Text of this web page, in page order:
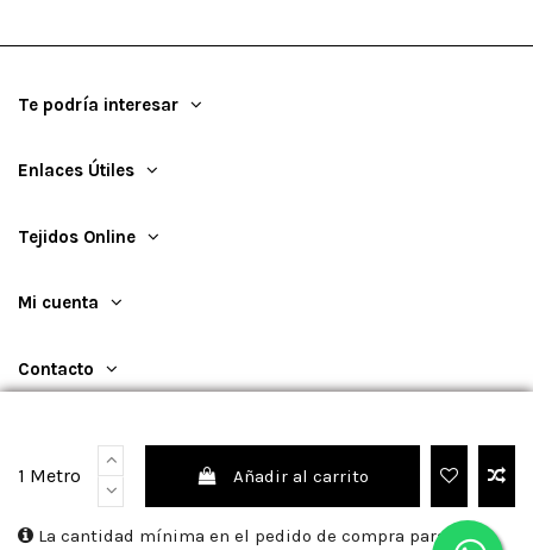
1 Metro Añadir al carrito
La cantidad mínima en el pedido de compra para el
Te podría interesar
Enlaces Útiles
Tejidos Online
Mi cuenta
Contacto
©2026TejidosOnline